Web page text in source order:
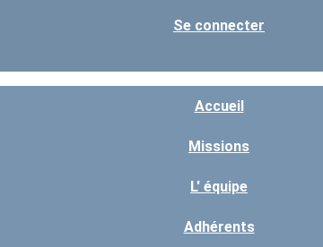
Se connecter
Accueil
Missions
L' équipe
Adhérents